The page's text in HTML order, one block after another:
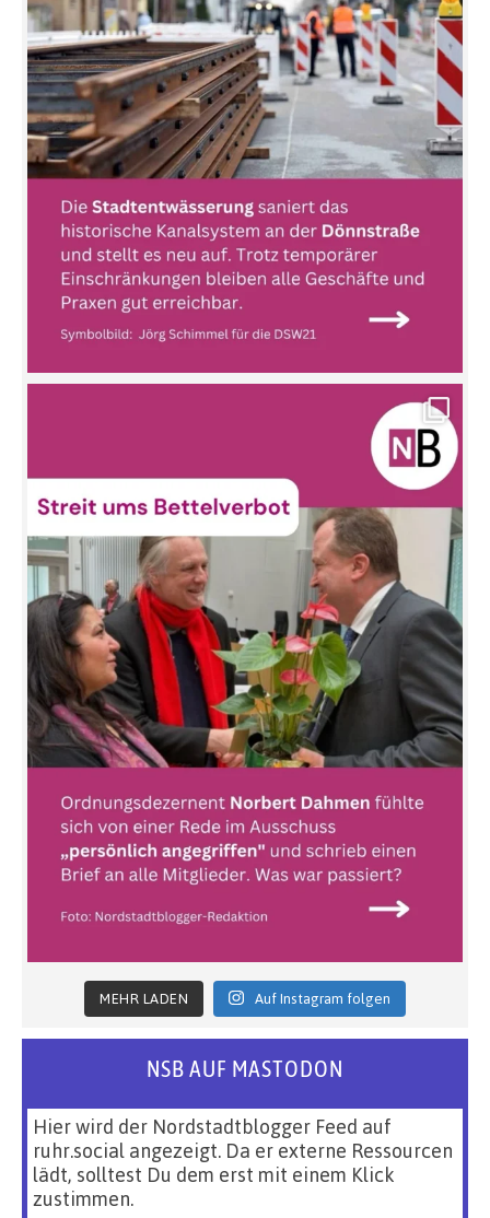
MEHR LADEN Auf Instagram folgen
NSB AUF MASTODON
Hier wird der Nordstadtblogger Feed auf
ruhr.social angezeigt. Da er externe Ressourcen
lädt, solltest Du dem erst mit einem Klick
zustimmen.